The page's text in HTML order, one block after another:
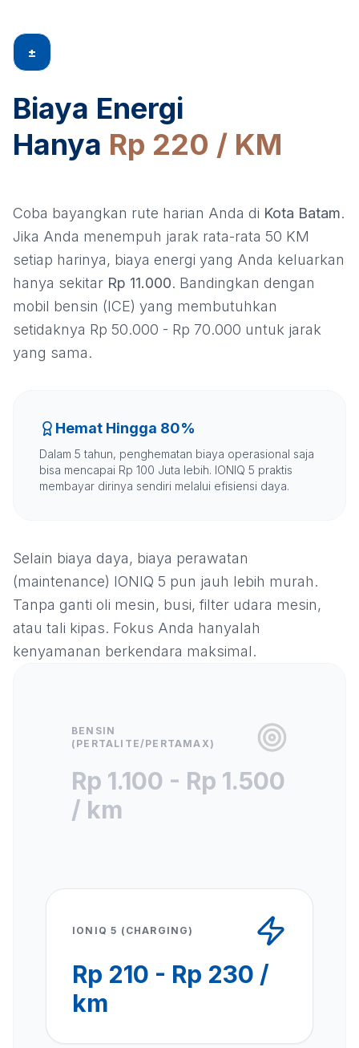
±
Biaya Energi
Hanya Rp 220 / KM
Coba bayangkan rute harian Anda di Kota Batam.
Jika Anda menempuh jarak rata-rata 50 KM
setiap harinya, biaya energi yang Anda keluarkan
hanya sekitar Rp 11.000. Bandingkan dengan
mobil bensin (ICE) yang membutuhkan
setidaknya Rp 50.000 - Rp 70.000 untuk jarak
yang sama.
Hemat Hingga 80%
Dalam 5 tahun, penghematan biaya operasional saja
bisa mencapai Rp 100 Juta lebih. IONIQ 5 praktis
membayar dirinya sendiri melalui efisiensi daya.
Selain biaya daya, biaya perawatan
(maintenance) IONIQ 5 pun jauh lebih murah.
Tanpa ganti oli mesin, busi, filter udara mesin,
atau tali kipas. Fokus Anda hanyalah
kenyamanan berkendara maksimal.
BENSIN
(PERTALITE/PERTAMAX)
Rp 1.100 - Rp 1.500
/ km
IONIQ 5 (CHARGING)
Rp 210 - Rp 230 /
km